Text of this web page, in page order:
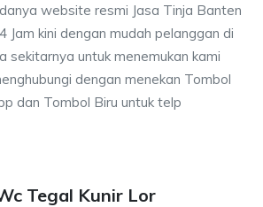
website resmi Jasa Tinja Banten
Jam kini dengan mudah pelanggan di
sekitarnya untuk menemukan kami
dengan menekan Tombol
dan Tombol Biru untuk telp
Tegal Kunir Lor